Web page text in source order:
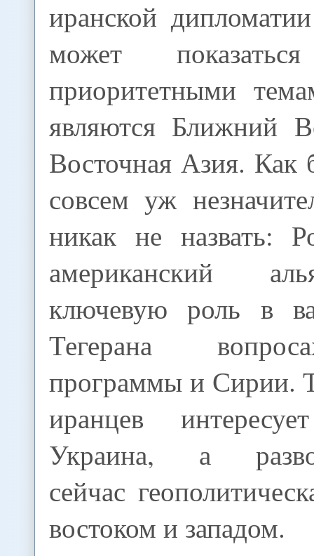
иранской
может
приоритетными
являются Ближний
Восточная Азия.
совсем уж
никак не назвать:
американский
ключевую роль в
Тегерана
программы и Сирии.
иранцев
Украина, а
сейчас
востоком и западом.